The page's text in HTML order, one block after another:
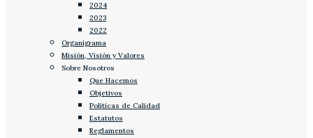
2024
2023
2022
Organigrama
Misión, Visión y Valores
Sobre Nosotros
Que Hacemos
Objetivos
Políticas de Calidad
Estatutos
Reglamentos